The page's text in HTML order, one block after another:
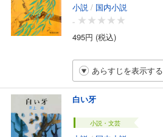
小説 / 国内小説
-
495円 (税込)
あらすじを表示する
白い牙
小説・文芸